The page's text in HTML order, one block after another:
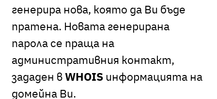
генерира нова, която да Ви бъде
пратена. Новата генерирана
парола се праща на
административния контакт,
зададен вWHOISинформацията на
домейна Ви.